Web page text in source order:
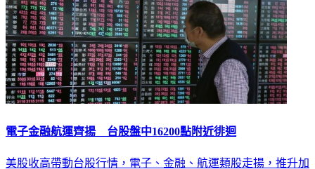
電子金融航運齊揚 台股盤中16200點附近徘迴
美股收高帶動台股行情，電子、金融、航運類股走揚，推升加